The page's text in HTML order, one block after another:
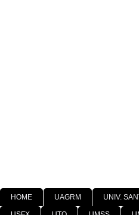
HOME UAGRM UNIV.